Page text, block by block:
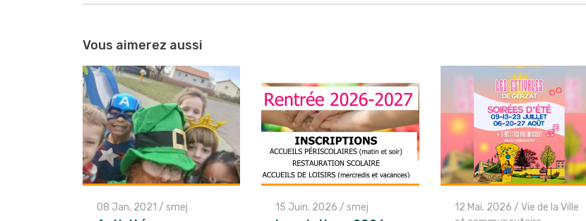
Navigation
entre
les
articles
Vous aimerez aussi
08 Jan. 2021 / smej 15 Juin. 2026 /smej 12 Mai. 2026 / Vie de la Ville